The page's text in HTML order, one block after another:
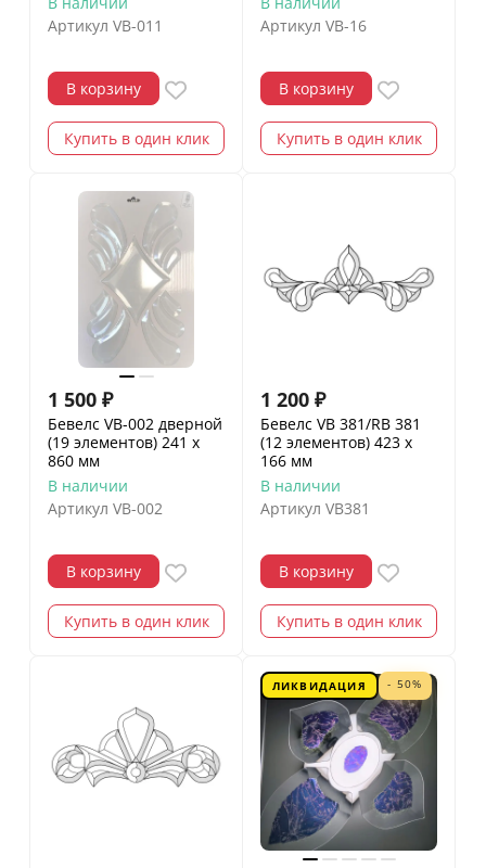
Артикул VB-011
В корзину
Купить в один клик
Артикул VB-16
В корзину
Купить в один клик
1 500 ₽
Бевелс VB-002 дверной
(19 элементов) 241 х
860 мм
В наличии
Артикул VB-002
В корзину
Купить в один клик
1 200 ₽
Бевелс VB 381/RB 381
(12 элементов) 423 х
166 мм
В наличии
Артикул VB381
В корзину
Купить в один клик
ЛИКВИДАЦИЯ - 50%